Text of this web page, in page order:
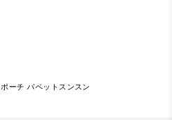
ポーチ パペットスンスン